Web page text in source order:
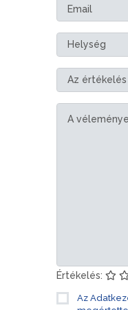
Értékelés:
Az